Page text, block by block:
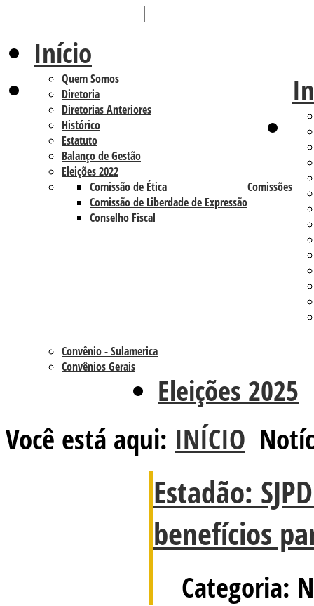
Início
Quem Somos
Diretoria
Diretorias Anteriores
Histórico
Estatuto
Balanço de Gestão
Eleições 2022
Comissões
Comissão de Ética
Comissão de Liberdade de Expressão
Conselho Fiscal
Convênio - Sulamerica
Convênios Gerais
Eleições 2025
Você está aqui: INÍCIO
Estadão:
benefícios
Categoria: